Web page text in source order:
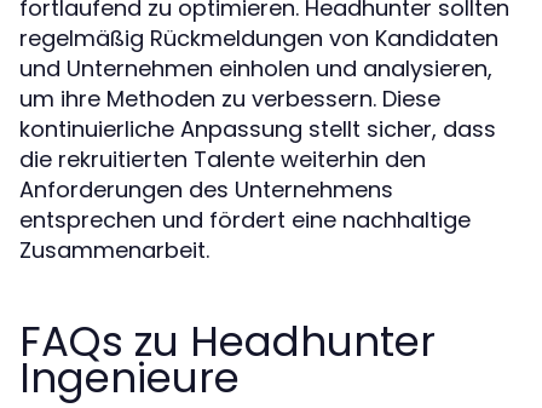
fortlaufend zu optimieren. Headhunter sollten
regelmäßig Rückmeldungen von Kandidaten
und Unternehmen einholen und analysieren,
um ihre Methoden zu verbessern. Diese
kontinuierliche Anpassung stellt sicher, dass
die rekruitierten Talente weiterhin den
Anforderungen des Unternehmens
entsprechen und fördert eine nachhaltige
Zusammenarbeit.
FAQs zu Headhunter
Ingenieure